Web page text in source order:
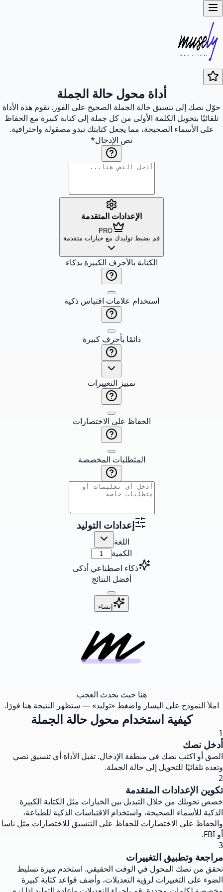
أداة محول حالة الجملة
حوّل نصك إلى تنسيق حالة الجملة الصحيح على الفور. تقوم هذه الأداة
تلقائيًا بتحويل الكلمة الأولى من كل جملة إلى كتابة كبيرة مع الحفاظ
على الأسماء الصحيحة، مما يجعل كتابتك تبدو مصقولة واحترافية.
نص الإدخال*
الإعدادات المتقدمة
PRO
قم بضبط توليدك مع خيارات متقدمة
الكتابة بالأحرف الكبيرة بذكاء
استخدام علامات اقتباس ذكية
دائمًا بأحرف كبيرة
تمييز التغييرات
الحفاظ على الاختصارات
المتطلبات المخصصة
إعدادات التوليد
اللغة
الكمية
ذكاء اصطناعي أذكى
أفضل النتائج
إنشاء
هنا حيث يحدث العجب
املأ النموذج على اليسار واضغط «توليد» — ستظهر النتيجة هنا فورًا.
كيفية استخدام محول حالة الجملة
1
أدخل نصك
الصق أو اكتب نصك في منطقة الإدخال. تقبل الأداة أي تنسيق نصي
وتعده تلقائيًا للتحويل إلى حالة الجملة.
2
تكوين الإعدادات المتقدمة
خصص تحويلك من خلال التبديل بين الخيارات مثل الكتابة الكبيرة
الذكية للأسماء الصحيحة، واستخدام الاقتباسات الذكية للطباعة،
والحفاظ على الاختصارات للحفاظ على التنسيق للاختصارات مثل ناسا
أو FBI.
3
مراجعة وتطبيق التغييرات
تحقق من نصك المحول في الوقت الحقيقي. استخدم ميزة تسليط
الضوء على التغييرات لرؤية التعديلات، وأضف قواعد كتابة كبيرة